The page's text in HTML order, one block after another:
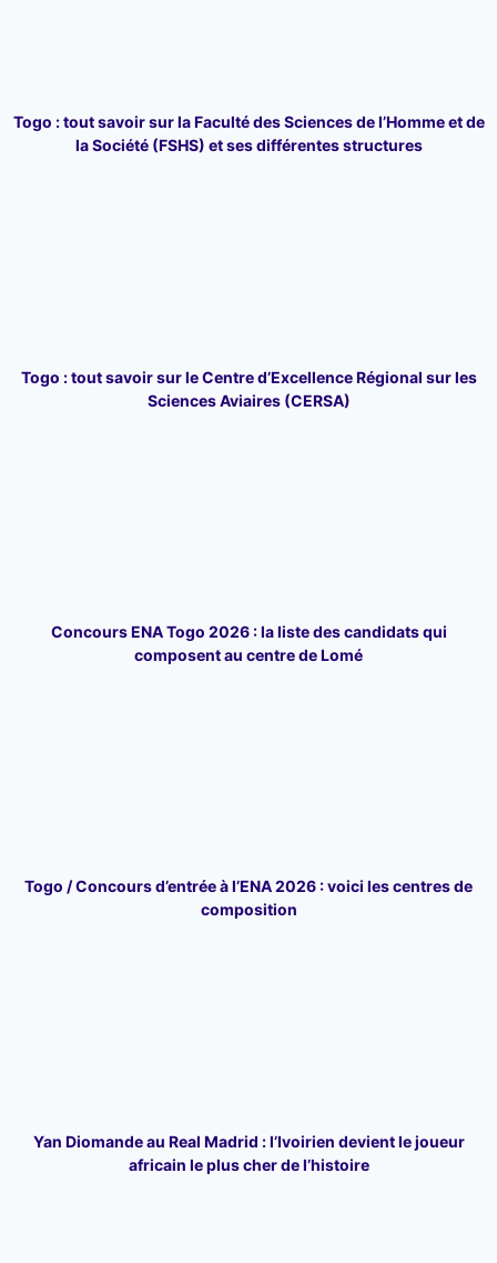
Togo : tout savoir sur la Faculté des Sciences de l’Homme et de
la Société (FSHS) et ses différentes structures
Togo : tout savoir sur le Centre d’Excellence Régional sur les
Sciences Aviaires (CERSA)
Concours ENA Togo 2026 : la liste des candidats qui
composent au centre de Lomé
Togo / Concours d’entrée à l’ENA 2026 : voici les centres de
composition
Yan Diomande au Real Madrid : l’Ivoirien devient le joueur
africain le plus cher de l’histoire